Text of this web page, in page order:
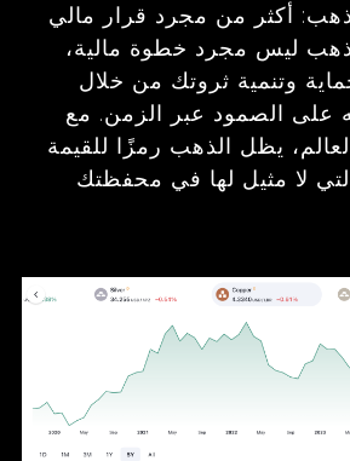
أكثر من مجرد قرار مالي
ليس مجرد خطوة مالية،
وتنمية ثروتك من خلال
على الصمود عبر الزمن. مع
يظل الذهب رمزًا للقيمة
لا مثيل لها في محفظتك